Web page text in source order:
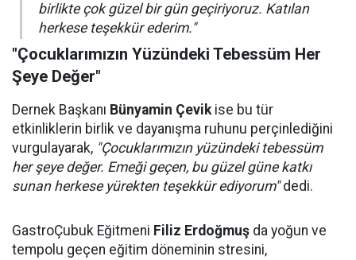
birlikte çok güzel bir gün geçiriyoruz. Katılan
herkese teşekkür ederim."
"Çocuklarımızın Yüzündeki Tebessüm Her
Şeye Değer"
Dernek Başkanı Bünyamin Çevikise bu tür
etkinliklerin birlik ve dayanışma ruhunu perçinlediğini
vurgulayarak, "Çocuklarımızın yüzündeki tebessüm
her şeye değer. Emeği geçen, bu güzel güne katkı
sunan herkese yürekten teşekkür ediyorum"dedi.
GastroÇubuk Eğitmeni Filiz Erdoğmuş da yoğun ve
tempolu geçen eğitim döneminin stresini,